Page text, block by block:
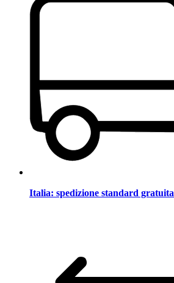
Italia: spedizione standard gratuita